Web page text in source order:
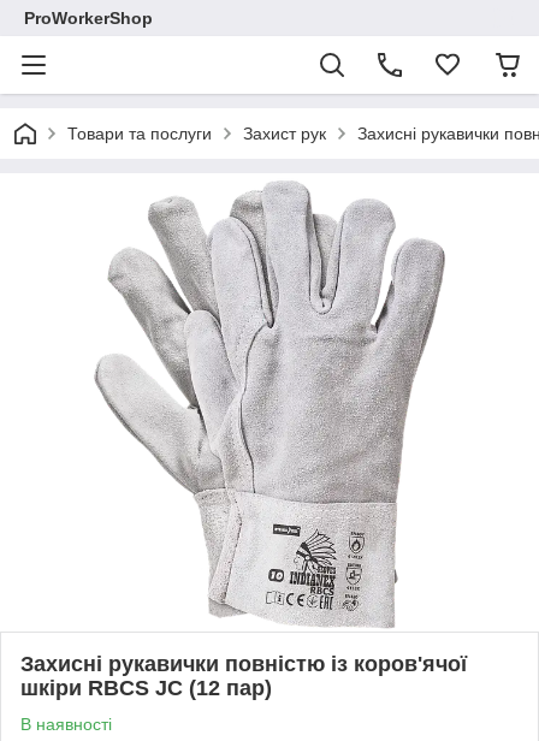
ProWorkerShop
Товари та послуги Захист рук Захисні рукавички
Захисні рукавички повністю із коров'ячої
шкіри RBCS JC (12 пар)
В наявності